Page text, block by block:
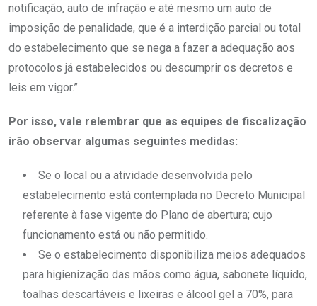
notificação, auto de infração e até mesmo um auto de
imposição de penalidade, que é a interdição parcial ou total
do estabelecimento que se nega a fazer a adequação aos
protocolos já estabelecidos ou descumprir os decretos e
leis em vigor.”
Por isso, vale relembrar que as equipes de fiscalização
irão observar algumas seguintes medidas:
Se o local ou a atividade desenvolvida pelo
estabelecimento está contemplada no Decreto Municipal
referente à fase vigente do Plano de abertura; cujo
funcionamento está ou não permitido.
Se o estabelecimento disponibiliza meios adequados
para higienização das mãos como água, sabonete líquido,
toalhas descartáveis e lixeiras e álcool gel a 70%, para